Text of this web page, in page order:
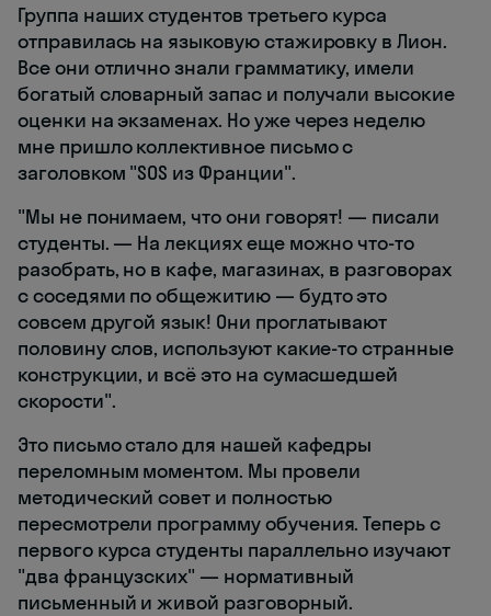
Группа наших студентов третьего курса
отправилась на языковую стажировку в Лион.
Все они отлично знали грамматику, имели
богатый словарный запас и получали высокие
оценки на экзаменах. Но уже через неделю
мне пришло коллективное письмо с
заголовком "SOS из Франции".
"Мы не понимаем, что они говорят! — писали
студенты. — На лекциях еще можно что-то
разобрать, но в кафе, магазинах, в разговорах
с соседями по общежитию — будто это
совсем другой язык! Они проглатывают
половину слов, используют какие-то странные
конструкции, и всё это на сумасшедшей
скорости".
Это письмо стало для нашей кафедры
переломным моментом. Мы провели
методический совет и полностью
пересмотрели программу обучения. Теперь с
первого курса студенты параллельно изучают
"два французских" — нормативный
письменный и живой разговорный.